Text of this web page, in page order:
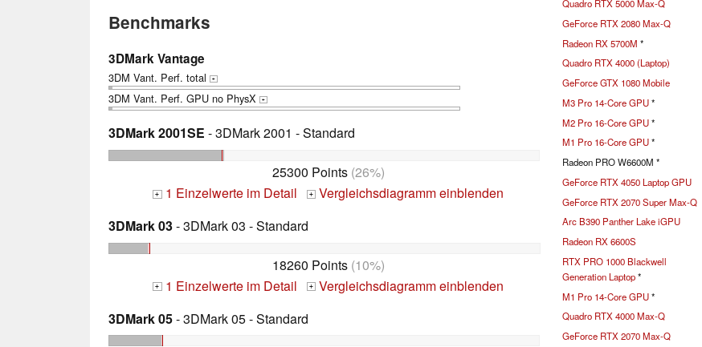
Benchmarks
3DMark Vantage
3DM Vant. Perf. total +
3DM Vant. Perf. GPU no PhysX +
3DMark 2001SE - 3DMark 2001 - Standard
25300 Points(26%)
+ 1 Einzelwerte im Detail +
Vergleichsdiagramm einblenden
3DMark 03- 3DMark 03 - Standard
18260 Points(10%)
+ 1 Einzelwerte im Detail +
Vergleichsdiagramm einblenden
3DMark 05- 3DMark 05 - Standard
Quadro RTX 5000 Max-Q
GeForce RTX 2080 Max-Q
Radeon RX 5700M *
Quadro RTX 4000 (Laptop)
GeForce GTX 1080 Mobile
M3 Pro 14-Core GPU*
M2 Pro 16-Core GPU*
M1 Pro 16-Core GPU*
Radeon PRO W6600M *
GeForce RTX 4050 Laptop GPU
GeForce RTX 2070 Super Max-Q
Arc B390 Panther Lake iGPU
Radeon RX 6600S
RTX PRO 1000 Blackwell
Generation Laptop*
M1 Pro 14-Core GPU*
Quadro RTX 4000 Max-Q
GeForce RTX 2070 Max-Q